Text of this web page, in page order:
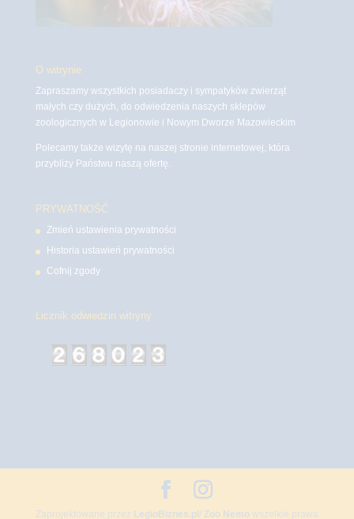
O witrynie
Zapraszamy wszystkich posiadaczy i sympatyków zwierząt
małych czy dużych, do odwiedzenia naszych sklepów
zoologicznych w Legionowie i Nowym Dworze Mazowieckim
Polecamy także wizytę na naszej stronie internetowej, która
przybliży Państwu naszą ofertę.
PRYWATNOŚĆ
Zmień ustawienia prywatności
Historia ustawień prywatności
Cofnij zgody
Licznik odwiedzin witryny
Zaprojektowane przez LegioBiznes.pl / Zoo Nemowszelkie prawa